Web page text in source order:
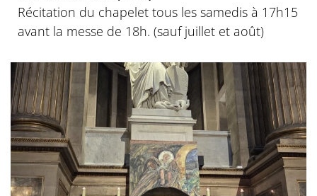
Récitation du chapelet tous les samedis à 17h15
avant la messe de 18h. (sauf juillet et août)